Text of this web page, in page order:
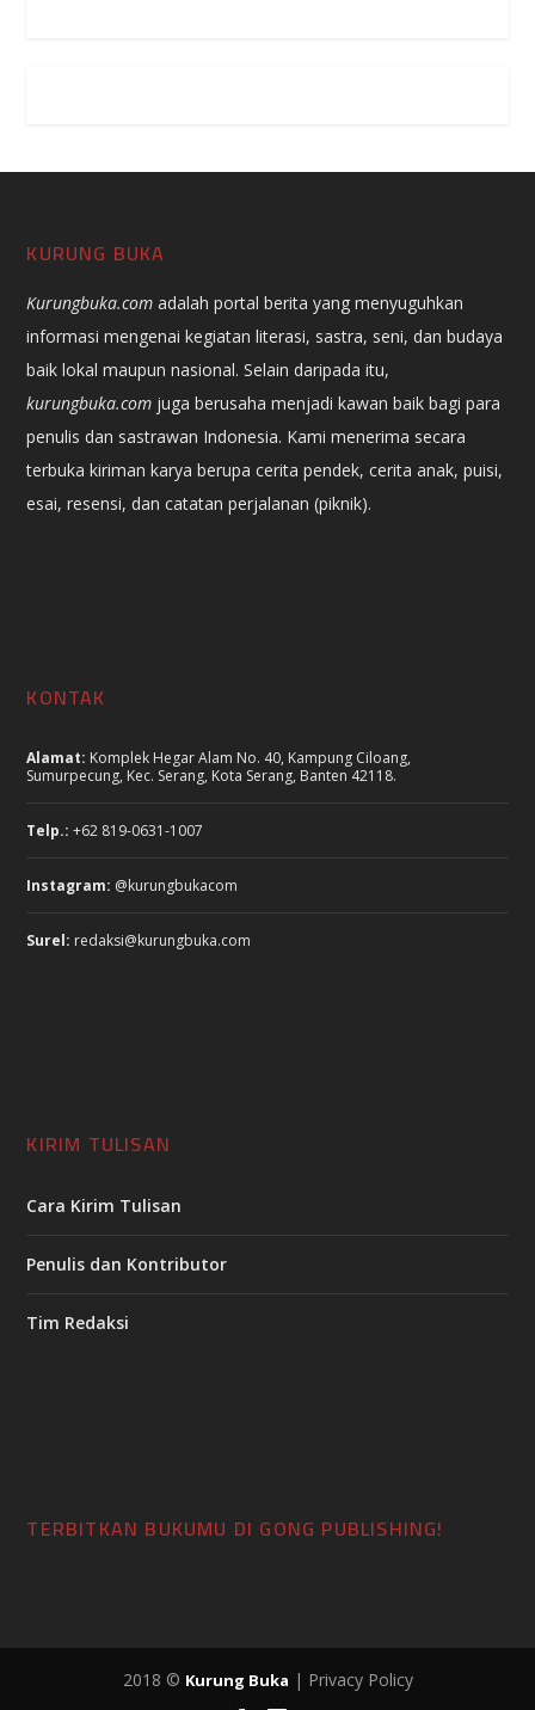
KURUNG BUKA
Kurungbuka.com adalah portal berita yang menyuguhkan
informasi mengenai kegiatan literasi, sastra, seni, dan budaya
baik lokal maupun nasional. Selain daripada itu,
kurungbuka.com juga berusaha menjadi kawan baik bagi para
penulis dan sastrawan Indonesia. Kami menerima secara
terbuka kiriman karya berupa cerita pendek, cerita anak, puisi,
esai, resensi, dan catatan perjalanan (piknik).
KONTAK
Alamat: Komplek Hegar Alam No. 40, Kampung Ciloang,
Sumurpecung, Kec. Serang, Kota Serang, Banten 42118.
Telp.: +62 819-0631-1007
Instagram: @kurungbukacom
Surel: redaksi@kurungbuka.com
KIRIM TULISAN
Cara Kirim Tulisan
Penulis dan Kontributor
Tim Redaksi
TERBITKAN BUKUMU DI GONG PUBLISHING!
2018 © Kurung Buka | Privacy Policy